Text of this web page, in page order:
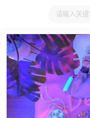
大家在看 日本动漫